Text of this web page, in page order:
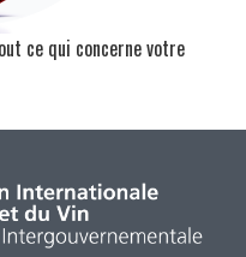
ce qui concerne votre